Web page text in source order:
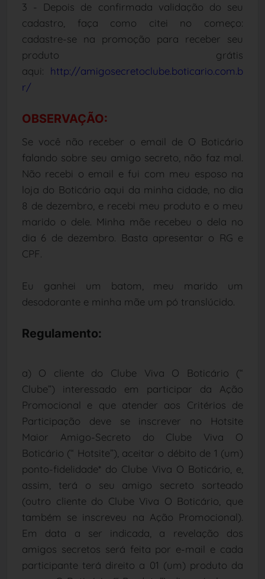
3 - Depois de confirmada validação do seu
cadastro, faça como citei no começo:
cadastre-se na promoção para receber seu
produto grátis
aqui: http://amigosecretoclube.boticario.com.b
r/
OBSERVAÇÃO:
Se você não receber o email de O Boticário
falando sobre seu amigo secreto, não faz mal.
Não recebi o email e fui com meu esposo na
loja do Boticário aqui da minha cidade, no dia
8 de dezembro, e recebi meu produto e o meu
marido o dele. Minha mãe recebeu o dela no
dia 6 de dezembro. Basta apresentar o RG e
CPF.
Eu ganhei um batom, meu marido um
desodorante e minha mãe um pó translúcido.
Regulamento:
a) O cliente do Clube Viva O Boticário (“
Clube”) interessado em participar da Ação
Promocional e que atender aos Critérios de
Participação deve se inscrever no Hotsite
Maior Amigo-Secreto do Clube Viva O
Boticário (“ Hotsite”), aceitar o débito de 1 (um)
ponto-fidelidade* do Clube Viva O Boticário, e,
assim, terá o seu amigo secreto sorteado
(outro cliente do Clube Viva O Boticário, que
também se inscreveu na Ação Promocional).
Em data a ser indicada, a revelação dos
amigos secretos será feita por e-mail e cada
participante terá direito a 01 (um) produto da